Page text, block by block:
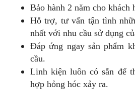
Bảo hành 2 năm cho khách
Hỗ trợ, tư vấn tận tình
nhất với nhu cầu sử dụng
Đáp ứng ngay sản phẩm
cầu.
Linh kiện luôn có sẵn để
hợp hỏng hóc xảy ra.